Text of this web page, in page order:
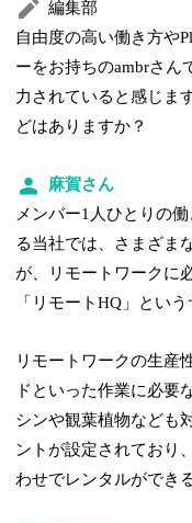
編集部
自由度の高い働き方や
ーをお持ちのambrさん
力されていると感じま
どはありますか？
麻賀さん
メンバー1人ひとりの
る当社では、さまざま
が、リモートワークに
「リモートHQ」という
リモートワークの生産
ドといった作業に必要
シンや観葉植物なども
ントが設定されており
わせでレンタルができ